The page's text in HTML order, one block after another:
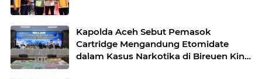
Kapolda Aceh Sebut Pemasok
Cartridge Mengandung Etomidate
dalam Kasus Narkotika di Bireuen Kini